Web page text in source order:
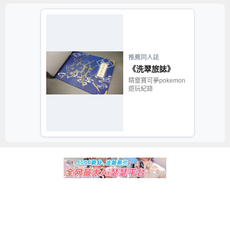
推薦同人誌
《洗翠旅誌》
精靈寶可夢pokemon
遊玩紀錄